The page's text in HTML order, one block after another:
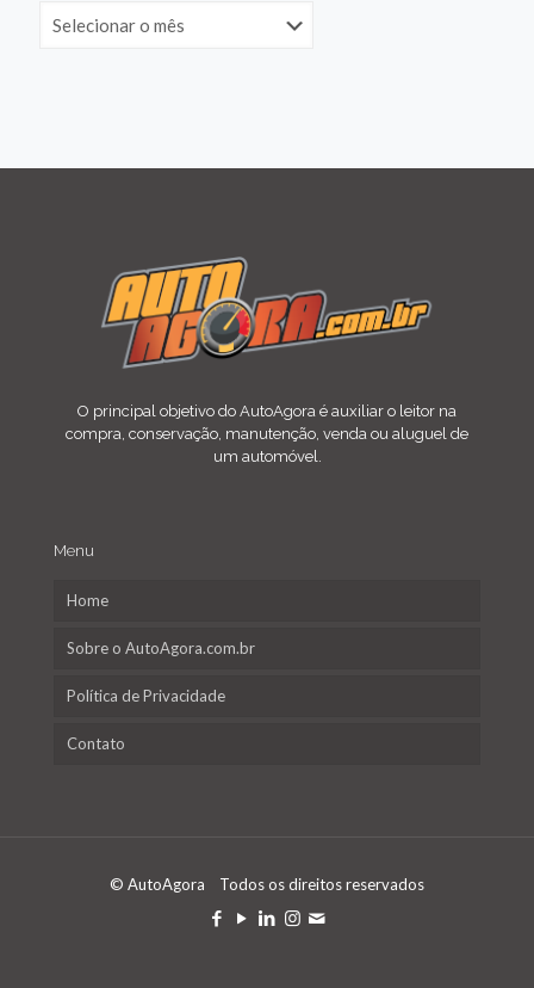
O principal objetivo do AutoAgora é auxiliar o leitor na
compra, conservação, manutenção, venda ou aluguel de
um automóvel.
Menu
Home
Sobre o AutoAgora.com.br
Política de Privacidade
Contato
© AutoAgora Todos os direitos reservados